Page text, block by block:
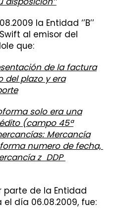
la Entidad ‘’B’’
al emisor del
que:
de la factura
del plazo y era
solo era una
(campo 45ª
Mercancía
numero de fecha,
z DDP
parte de la Entidad
día 06.08.2009, fue: